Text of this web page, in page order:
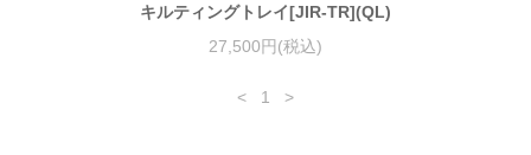
キルティングトレイ[JIR-TR](QL)
27,500円(税込)
< 1 >